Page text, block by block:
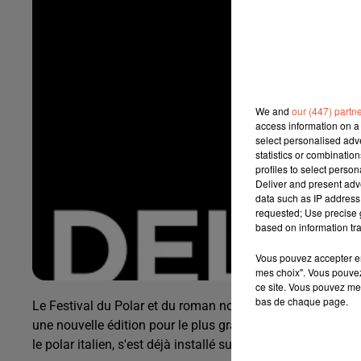
Le Festival du Polar et du roman noir de Méditerranée,
une nouvelle édition pour le plus grand bonheur des
le polar italien, s'est déjà installé sur le territoire d'Istres
We and our (447)
access information on
select personalised
statistics or
profiles to select
Deliver and present
data such as IP
requested; Use precise
based on information
Vous pouvez accepter
mes choix". Vous
ce site. Vous pouvez
bas de chaque page.